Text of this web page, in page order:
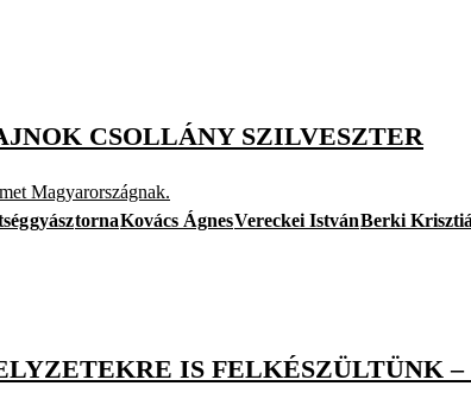
CSOLLÁNY SZILVESZTER
Magyarországnak.
gyásztornaKovács ÁgnesVereckei IstvánBerki
IS FELKÉSZÜLTÜNK –